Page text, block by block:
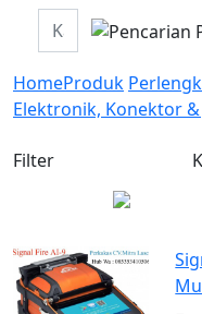
HomeProduk
Elektronik, Konektor &
Filter